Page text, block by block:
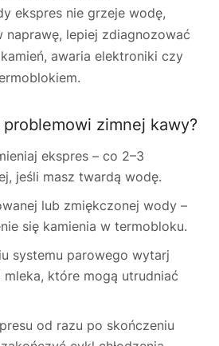
ekspres nie grzeje wodę,
naprawę, lepiej zdiagnozować
awaria elektroniki czy
zimnej kawy?
ekspres – co 2–3
jeśli masz twardą wodę.
lub zmiękczonej wody –
się kamienia w termobloku.
systemu parowego wytarj
które mogą utrudniać
od razu po skończeniu